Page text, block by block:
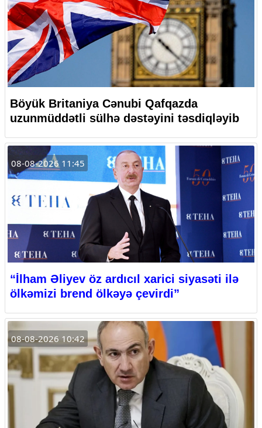
Böyük Britaniya Cənubi Qafqazda
uzunmüddətli sülhə dəstəyini təsdiqləyib
08-08-2026 11:45
“İlham Əliyev öz ardıcıl xarici siyasəti ilə
ölkəmizi brend ölkəyə çevirdi”
08-08-2026 10:42